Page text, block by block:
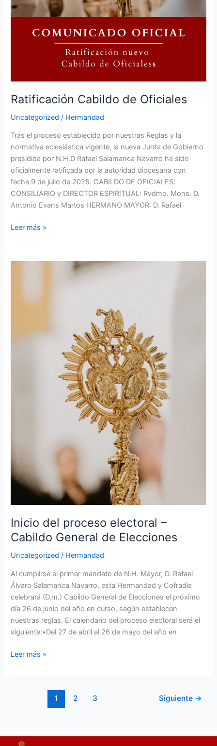
Ratificación Cabildo de Oficiales
Uncategorized / Hermandad
Tras el proceso establecido por nuestras Reglas y la
normativa eclesiástica vigente, la nueva Junta de Gobierno
presidida por N.H.D Rafael Salamanca Navarro ha sido
oficialmente ratificada por la autoridad diocesana con
fecha 9 de julio de 2025. CABILDO DE OFICIALES:
CONSILIARIO y DIRECTOR ESPIRITUAL: Rvdmo. Mons. D.
Antonio Evans Martos HERMANO MAYOR: D. Rafael
Leer más »
Inicio del proceso electoral –
Cabildo General de Elecciones
Uncategorized / Hermandad
Al cumplirse el primer mandato de N.H. Mayor, D. Rafael
Álvaro Salamanca Navarro, esta Hermandad y Cofradía
celebrará (D.m.) Cabildo General de Elecciones el próximo
día 26 de junio del año en curso, según establecen
nuestras reglas. El calendario del proceso electoral será el
siguiente:•Del 27 de abril al 26 de mayo del año en
electoral
General
Leer más »
1 2 3 Siguiente →